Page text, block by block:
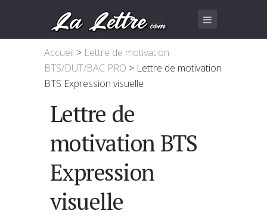
Accueil > Lettre de motivation
BTS/DUT/BAC PRO > Lettre de motivation
BTS Expression visuelle
Lettre de
motivation BTS
Expression
visuelle